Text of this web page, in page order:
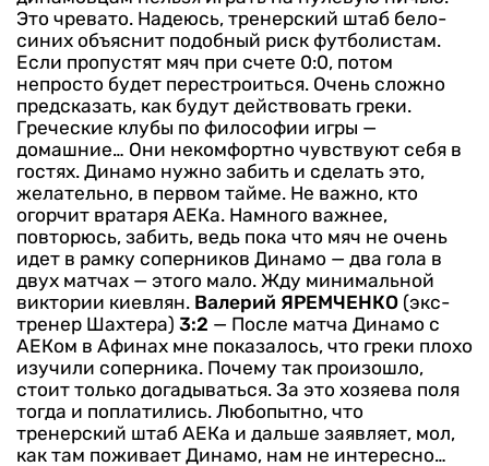
Это чревато. Надеюсь, тренерский штаб бело-
синих объяснит подобный риск футболистам.
Если пропустят мяч при счете 0:0, потом
непросто будет перестроиться. Очень сложно
предсказать, как будут действовать греки.
Греческие клубы по философии игры —
домашние… Они некомфортно чувствуют себя в
гостях. Динамо нужно забить и сделать это,
желательно, в первом тайме. Не важно, кто
огорчит вратаря АЕКа. Намного важнее,
повторюсь, забить, ведь пока что мяч не очень
идет в рамку соперников Динамо — два гола в
двух матчах — этого мало. Жду минимальной
виктории киевлян. Валерий ЯРЕМЧЕНКО (экс-
тренер Шахтера) 3:2 — После матча Динамо с
АЕКом в Афинах мне показалось, что греки плохо
изучили соперника. Почему так произошло,
стоит только догадываться. За это хозяева поля
тогда и поплатились. Любопытно, что
тренерский штаб АЕКа и дальше заявляет, мол,
как там поживает Динамо, нам не интересно…